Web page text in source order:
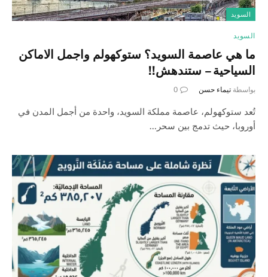
السويد
السويد
ما هي عاصمة السويد؟ ستوكهولم واجمل الاماكن
السياحية – ستندهش!!
بواسطة تيماء حسن 0
تُعد ستوكهولم، عاصمة مملكة السويد، واحدة من أجمل المدن في
أوروبا، حيث تدمج بين سحر…